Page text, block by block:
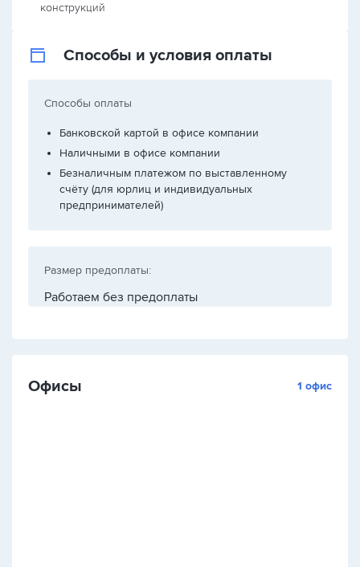
конструкций
Способы и условия оплаты
Способы оплаты
Банковской картой в офисе компании
Наличными в офисе компании
Безналичным платежом по выставленному
счёту (для юрлиц и индивидуальных
предпринимателей)
Размер предоплаты:
Работаем без предоплаты
Офисы 1 офис